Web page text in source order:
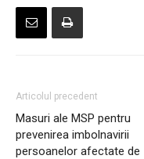
Articolul precedent
Masuri ale MSP pentru
prevenirea imbolnavirii
persoanelor afectate de